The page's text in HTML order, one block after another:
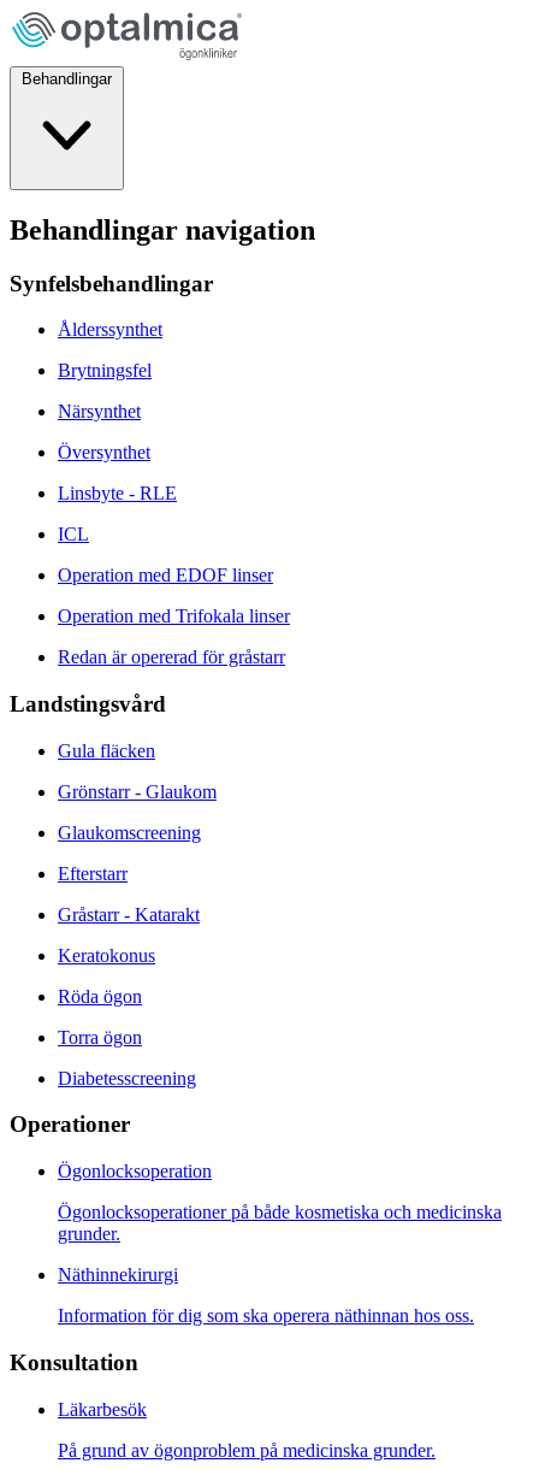
Behandlingar
Behandlingar navigation
Synfelsbehandlingar
Ålderssynthet
Brytningsfel
Närsynthet
Översynthet
Linsbyte - RLE
ICL
Operation med EDOF linser
Operation med Trifokala linser
Redan är opererad för gråstarr
Landstingsvård
Gula fläcken
Grönstarr - Glaukom
Glaukomscreening
Efterstarr
Gråstarr - Katarakt
Keratokonus
Röda ögon
Torra ögon
Diabetesscreening
Operationer
Ögonlocksoperation
Ögonlocksoperationer på både kosmetiska och medicinska
grunder.
Näthinnekirurgi
Information för dig som ska operera näthinnan hos oss.
Konsultation
Läkarbesök
På grund av ögonproblem på medicinska grunder.